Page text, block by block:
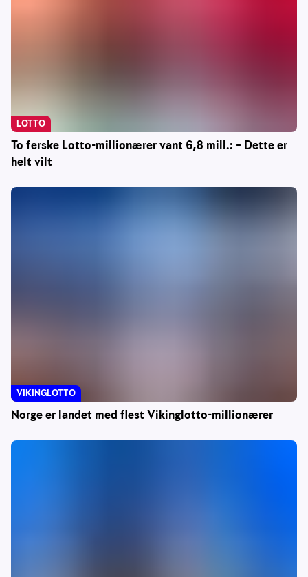
To ferske Lotto-millionærer vant 6,8 mill.: – Dette er
helt vilt
LOTTO
Norge er landet med flest Vikinglotto-millionærer
VIKINGLOTTO